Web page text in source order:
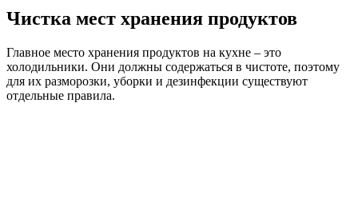
Чистка мест хранения продуктов
Главное место хранения продуктов на кухне – это
холодильники. Они должны содержаться в чистоте, поэтому
для их разморозки, уборки и дезинфекции существуют
отдельные правила.